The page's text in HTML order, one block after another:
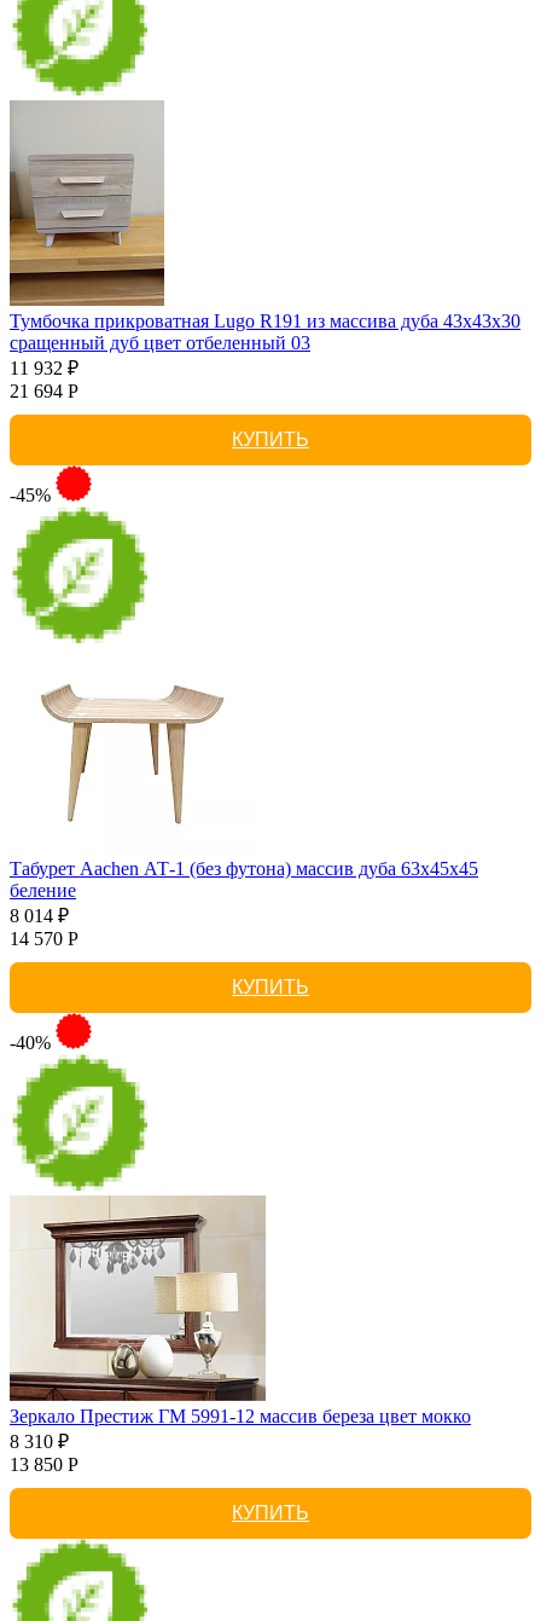
Тумбочка прикроватная Lugo R191 из массива дуба 43х43х30
сращенный дуб цвет отбеленный 03
11 932 ₽
21 694 Р
КУПИТЬ
-45%
Табурет Aachen АТ-1 (без футона) массив дуба 63х45х45
беление
8 014 ₽
14 570 Р
КУПИТЬ
-40%
Зеркало Престиж ГМ 5991-12 массив береза цвет мокко
8 310 ₽
13 850 Р
КУПИТЬ